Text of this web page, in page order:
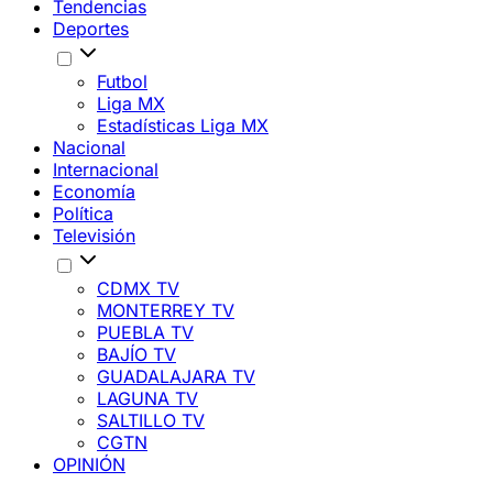
Tendencias
Deportes
Futbol
Liga MX
Estadísticas Liga MX
Nacional
Internacional
Economía
Política
Televisión
CDMX TV
MONTERREY TV
PUEBLA TV
BAJÍO TV
GUADALAJARA TV
LAGUNA TV
SALTILLO TV
CGTN
OPINIÓN